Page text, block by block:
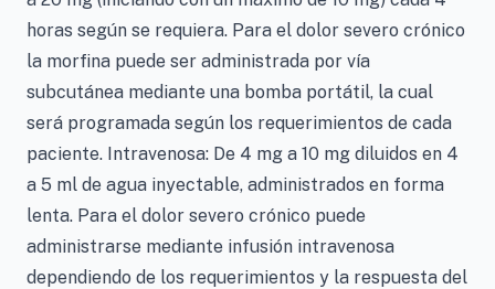
horas según se requiera. Para el dolor severo crónico
la morfina puede ser administrada por vía
subcutánea mediante una bomba portátil, la cual
será programada según los requerimientos de cada
paciente. Intravenosa: De 4 mg a 10 mg diluidos en 4
a 5 ml de agua inyectable, administrados en forma
lenta. Para el dolor severo crónico puede
administrarse mediante infusión intravenosa
dependiendo de los requerimientos y la respuesta del